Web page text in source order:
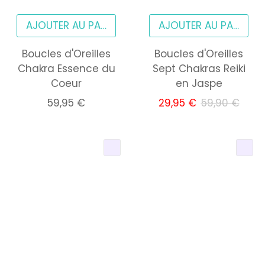
AJOUTER AU PANIER
Boucles d'Oreilles
Chakra Essence du
Coeur
59,95 €
AJOUTER AU PANIER
Boucles d'Oreilles
Sept Chakras Reiki
en Jaspe
29,95 € 59,90 €